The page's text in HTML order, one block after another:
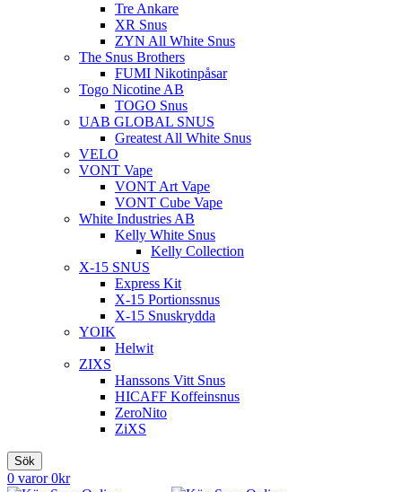
Tre Ankare
XR Snus
ZYN All White Snus
The Snus Brothers
FUMI Nikotinpåsar
Togo Nicotine AB
TOGO Snus
UAB GLOBAL SNUS
Greatest All White Snus
VELO
VONT Vape
VONT Art Vape
VONT Cube Vape
White Industries AB
Kelly White Snus
Kelly Collection
X-15 SNUS
Express Kit
X-15 Portionssnus
X-15 Snuskrydda
YOIK
Helwit
ZIXS
Hanssons Vitt Snus
HICAFF Koffeinsnus
ZeroNito
ZiXS
Sök
0 varor 0kr